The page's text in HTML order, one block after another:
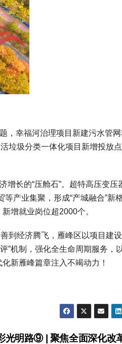
，幸福河治理项目新建污水管
垃圾分类一体化项目新增投放
增长的“压舱石”。超特高压变压
产业集聚，形成“产城融合”新
增就业岗位超2000个。
到经济腾飞，雁峰区以项目建
”机制，强化全生命周期服务，
新雁峰篇章注入不竭动力！
光明路⑨ | 聚焦全面深化改